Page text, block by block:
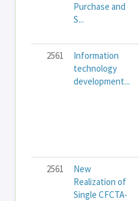
Purchase and
S...
2561
Information
technology
development...
2561
New
Realization of
Single CFCTA-